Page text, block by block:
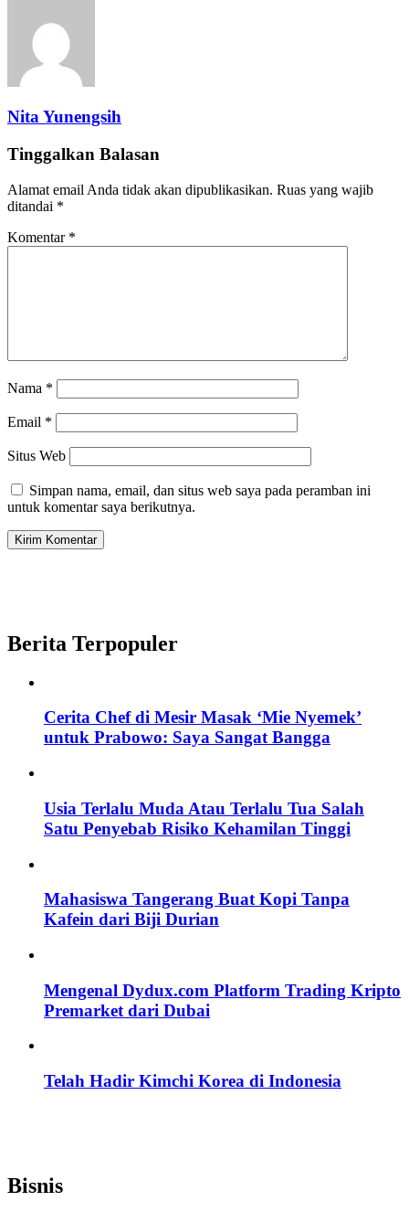
Nita Yunengsih
Tinggalkan Balasan
Alamat email Anda tidak akan dipublikasikan. Ruas yang wajib
ditandai *
Komentar *
Nama *
Email *
Situs Web
Simpan nama, email, dan situs web saya pada peramban ini
untuk komentar saya berikutnya.
Berita Terpopuler
Cerita Chef di Mesir Masak ‘Mie Nyemek’
untuk Prabowo: Saya Sangat Bangga
Usia Terlalu Muda Atau Terlalu Tua Salah
Satu Penyebab Risiko Kehamilan Tinggi
Mahasiswa Tangerang Buat Kopi Tanpa
Kafein dari Biji Durian
Mengenal Dydux.com Platform Trading Kripto
Premarket dari Dubai
Telah Hadir Kimchi Korea di Indonesia
Bisnis